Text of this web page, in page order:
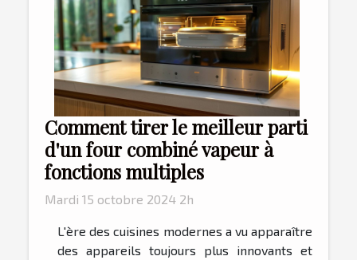
Comment tirer le meilleur parti
d'un four combiné vapeur à
fonctions multiples
Mardi 15 octobre 2024 2h
L'ère des cuisines modernes a vu apparaître
des appareils toujours plus innovants et